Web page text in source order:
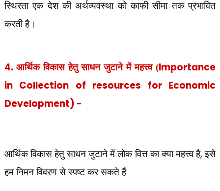
स्थिरता एक देश की अर्थव्यवस्था को काफी सीमा तक प्रभावित
करती है।
4. आर्थिक विकास हेतु साधन जुटाने में महत्त्व (Importance
in Collection of resources for Economic
Development) -
आर्थिक विकास हेतु साधन जुटाने में लोक वित्त का क्या महत्त्व है,इसे
हम निमन विवरण से स्पष्ट कर सकते हैं